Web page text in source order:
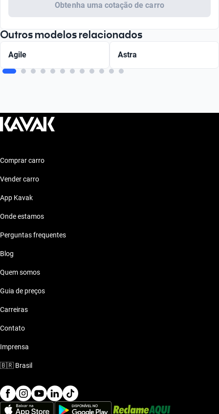
Obtenha uma cotação de carro
Outros modelos relacionados
Agile Astra
Comprar carro
Vender carro
App Kavak
Onde estamos
Perguntas frequentes
Blog
Quem somos
Guia de preços
Carreiras
Contato
Imprensa
🇧🇷 Brasil